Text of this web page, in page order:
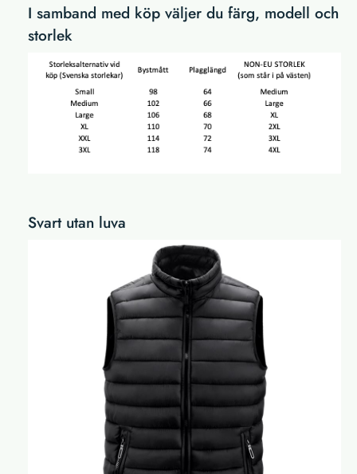
I samband med köp väljer du färg, modell och
storlek
Svart utan luva